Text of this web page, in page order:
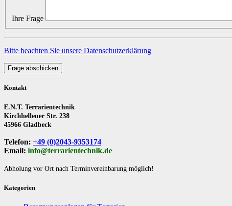
Ihre Frage
Bitte beachten Sie unsere Datenschutzerklärung
Frage abschicken
Kontakt
E.N.T. Terrarientechnik
Kirchhellener Str. 238
45966 Gladbeck
Telefon: +49 (0)2043-9353174
Email: info@terrarientechnik.de
Abholung vor Ort nach Terminvereinbarung möglich!
Kategorien